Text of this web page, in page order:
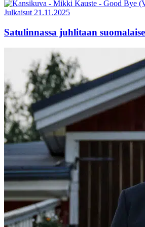
Julkaisut 21.11.2025
Satulinnassa juhlitaan